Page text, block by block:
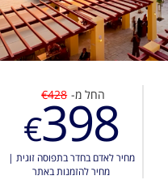
החל מ- €428
€398
מחיר לאדם בחדר בתפוסה זוגית |
מחיר להזמנות באתר